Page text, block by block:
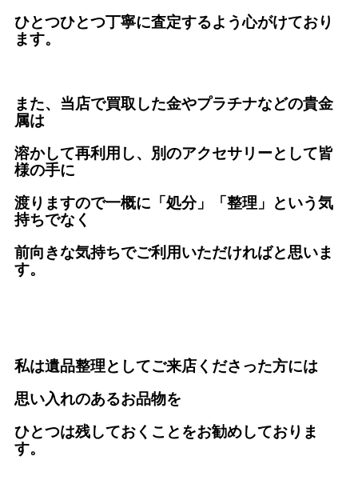
ひとつひとつ丁寧に査定するよう心がけており
ます。
また、当店で買取した金やプラチナなどの貴金
属は
溶かして再利用し、別のアクセサリーとして皆
様の手に
渡りますので一概に「処分」「整理」という気
持ちでなく
前向きな気持ちでご利用いただければと思いま
す。
私は遺品整理としてご来店くださった方には
思い入れのあるお品物を
ひとつは残しておくことをお勧めしておりま
す。